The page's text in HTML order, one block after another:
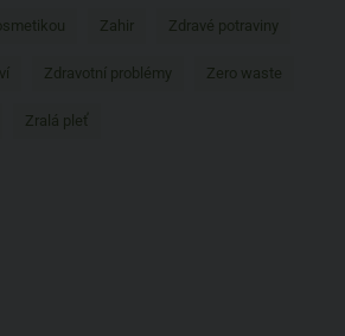
Zahir Zdravé potraviny
Zdravotní problémy Zero waste
Zralá pleť